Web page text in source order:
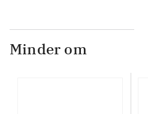
Minder om